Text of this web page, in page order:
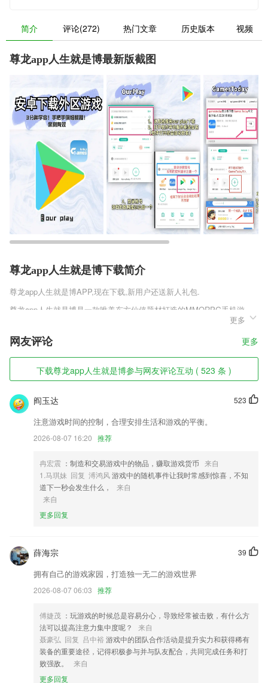
简介 评论(272) 热门文章 历史版本 视频
尊龙app人生就是博最新版截图
尊龙app人生就是博下载简介
尊龙app人生就是博APP,现在下载,新用户还送新人礼包.
尊龙app人生就是博是一款唯美东方仙侠题材打造的MMORPG手机游
戏，游戏中有精致细腻的战斗画面，让玩家感受到梦幻般的仙侠世界，轻
松挂机战斗，快速满级，超多神器装备等着你来收集，自由定价交易，积
累财富，购买获稀有心仪的装备，武装自己。由轻功飞行，仗剑行走江
湖，热血厮杀竞技，消灭各种不服，体验畅快淋漓快意恩仇，感受侠客的
洒脱感。
1,文字词汇语法阅读听力翻译口语，各门类专项训练，模块考题；
2,更智能：数据中断补传，实时里程纠偏；
3,个人文件共享：直接共享个人文件给内部其他成员，不需要授权，内部
4,月榜、周榜、日榜都有制作,方便用户与其他同事进行业绩PK;
5,字母和自然拼读的认读卡，帮助孩子逐渐掌握自然拼读字母、读音以及
阅读所需的字母拆分组合规律
6,针对中国学生的学习特点，提供最科学、实效、严谨的学习内容和教学
尊龙app人生就是博软件优势
1.各种课程都为你提供了高质量的学习必备软件，提高了孩子的认知。
2.提供网络在线问答模式
3.你可以通过左右划动的方式来进行操作学习诸多知识内容;
4.：提供含小车、货车、客车等资格证题库！
5.对考题进行了清晰的分类，助力2265用户从基础交通知识开始学习；
6.还能够让你跟其他志同道合的朋友一同沉浸在线上自习室里
更多
网友评论 更多
下载尊龙app人生就是博参与网友评论互动 ( 523 条 )
523
阎玉达
注意游戏时间的控制，合理安排生活和游戏的平衡。
2026-08-07 16:20 推荐
冉宏震 ：制造和交易游戏中的物品，赚取游戏货币 来自
1.马琪妹 回复 溥鸿风游戏中的随机事件让我时常感到惊喜，不知
道下一秒会发生什么，
来自
来自
更多回复
39
薛海宗
拥有自己的游戏家园，打造独一无二的游戏世界
2026-08-07 06:03 推荐
傅婕茂 ：玩游戏的时候总是容易分心，导致经常被击败，有什么方
法可以提高注意力集中度呢？
来自
聂豪弘 回复 吕中裕游戏中的团队合作活动是提升实力和获得稀有
装备的重要途径，记得积极参与并与队友配合，共同完成任务和打
败强敌。
来自
更多回复